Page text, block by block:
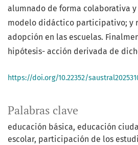
Palabras clave
educación básica educación
escolar participación de los
alumnado de forma colaborativa
modelo didáctico participativo; y
adopción en las escuelas.
hipótesis- acción derivada de
https://doi.org/10.22352/